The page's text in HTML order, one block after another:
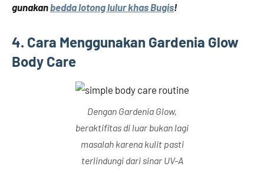
gunakanbedda lotong lulur khas Bugis!
4. Cara Menggunakan Gardenia Glow
Body Care
Dengan Gardenia Glow,
beraktifitas di luar bukan lagi
masalah karena kulit pasti
terlindungi dari sinar UV-A